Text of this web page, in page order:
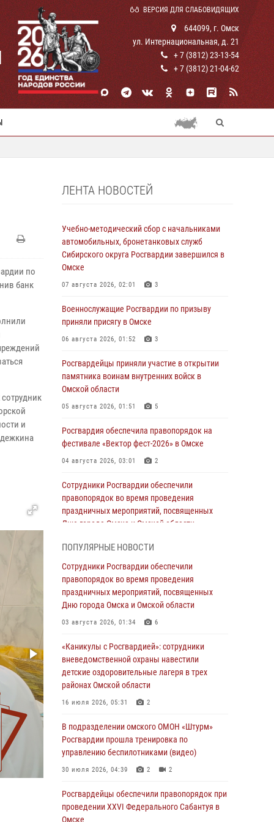
ВЕРСИЯ ДЛЯ СЛАБОВИДЯЩИХ
644099, г. Омск
ул. Интернациональная, д. 21
+ 7 (3812) 23-13-54
+ 7 (3812) 21-04-62
по
банк
и
ЛЕНТА НОВОСТЕЙ
Учебно-методический сбор с начальниками
автомобильных, бронетанковых служб
Сибирского округа Росгвардии завершился в
Омске
07 августа 2026, 02:01 3
Военнослужащие Росгвардии по призыву
приняли присягу в Омске
06 августа 2026, 01:52 3
Росгвардейцы приняли участие в открытии
памятника воинам внутренних войск в
Омской области
05 августа 2026, 01:51 5
Росгвардия обеспечила правопорядок на
фестивале «Вектор фест-2026» в Омске
04 августа 2026, 03:01 2
Сотрудники Росгвардии обеспечили
правопорядок во время проведения
праздничных мероприятий, посвященных
Дню города Омска и Омской области
Всероссийская акция «Каникулы с
Росгвардией» продолжается в Омской
области
31 июля 2026, 09:22 1
Росгвардии прошла тренировка по
управлению беспилотниками (видео)
30 июля 2026, 04:39 2 2
Росгвардия обеспечила безопасность
Победы» в Омске
29 июля 2026, 01:49 2
Росгвардейцы приняли участие в крестном
28 июля 2026, 01:44 6
ПОПУЛЯРНЫЕ НОВОСТИ
Сотрудники Росгвардии обеспечили
правопорядок во время проведения
праздничных мероприятий, посвященных
Дню города Омска и Омской области
03 августа 2026, 01:34 6
«Каникулы с Росгвардией»: сотрудники
вневедомственной охраны навестили
детские оздоровительные лагеря в трех
районах Омской области
16 июля 2026, 05:31 2
В подразделении омского ОМОН «Штурм»
Росгвардии прошла тренировка по
управлению беспилотниками (видео)
30 июля 2026, 04:39 2 2
Росгвардейцы обеcпечили правопорядок при
проведении XXVI Федерального Сабантуя в
Омске